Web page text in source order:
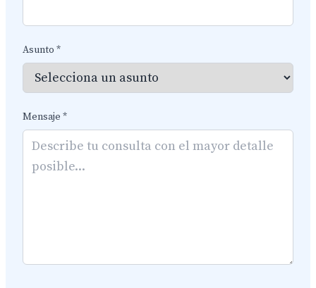
Asunto *
Mensaje *